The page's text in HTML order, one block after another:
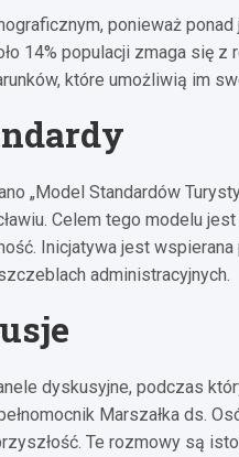
ponieważ
14% populacji zmaga się z
które umożliwią im
„Model Standardów
Celem tego modelu
Inicjatywa jest
administracyjnych.
dyskusyjne, podczas
Marszałka ds.
Te rozmowy są